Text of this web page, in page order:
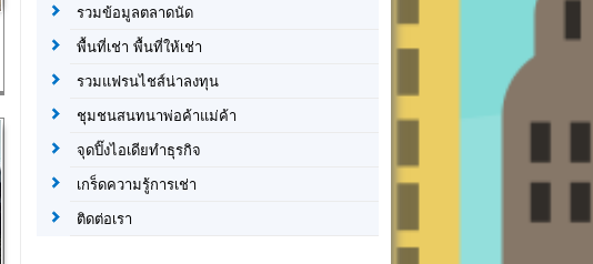
รวมข้อมูลตลาดนัด
พื้นที่เช่า พื้นที่ให้เช่า
รวมแฟรนไชส์น่าลงทุน
ชุมชนสนทนาพ่อค้าแม่ค้า
จุดปิ๊งไอเดียทำธุรกิจ
เกร็ดความรู้การเช่า
ติดต่อเรา